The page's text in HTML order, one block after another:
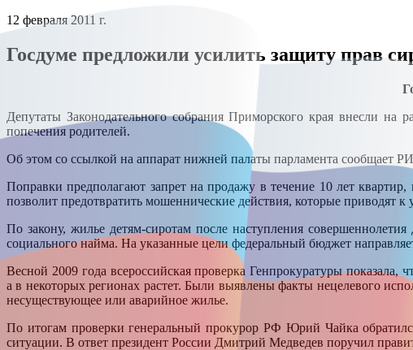
12 февраля 2011 г.
Госдуме предложили усилить защиту прав
Депутаты Законодательного собрания Приморского края внесли
попечения родителей.
Об этом со ссылкой на аппарат нижней палаты парламента сообщает
Поправки предполагают запрет на продажу в течение 10 лет
позволит предотвратить мошеннические действия, которые приводят
По закону, жилье детям-сиротам после наступления
социального найма. На указанные цели федеральный бюджет
Весной 2009 года всероссийская проверка Генпрокуратуры показала,
а в некоторых регионах растет. Были выявлены факты нецелевого
несуществующее или аварийное жилье.
По итогам проверки генеральный прокурор РФ Юрий Чайка
ситуации. В ответ президент России Дмитрий Медведев поручил